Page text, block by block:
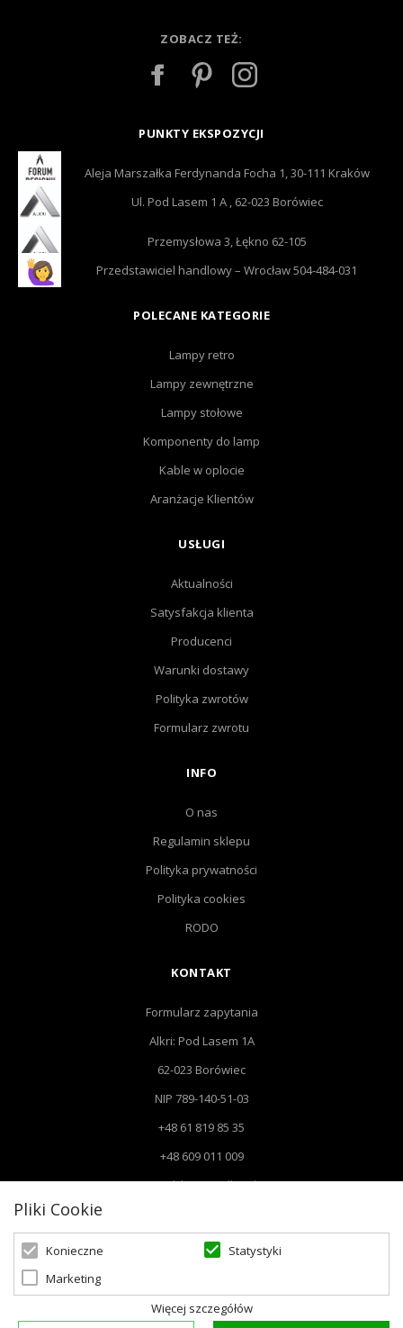
ZOBACZ TEŻ:
PUNKTY EKSPOZYCJI
Aleja Marszałka Ferdynanda Focha 1, 30-111 Kraków
Ul. Pod Lasem 1 A , 62-023 Borówiec
Przemysłowa 3, Łękno 62-105
Przedstawiciel handlowy – Wrocław 504-484-031
POLECANE KATEGORIE
Lampy retro
Lampy zewnętrzne
Lampy stołowe
Komponenty do lamp
Kable w oplocie
Aranżacje Klientów
USŁUGI
Aktualności
Satysfakcja klienta
Producenci
Warunki dostawy
Polityka zwrotów
Formularz zwrotu
INFO
O nas
Regulamin sklepu
Polityka prywatności
Polityka cookies
RODO
KONTAKT
Formularz zapytania
Alkri: Pod Lasem 1A
62-023 Borówiec
NIP 789-140-51-03
+48 61 819 85 35
+48 609 011 009
Email: biuro@alkri.pl
Biuro: Pod Lasem 1 A, 62-023 Borówiec
Magazyn i zwroty : ul. Przemysłowa 3, 63-020 Łękno
Pliki Cookie
Konieczne
Statystyki
Marketing
Więcej szczegółów